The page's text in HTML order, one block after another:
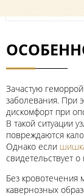
Зачастую
заболевания. При
дискомфорт при
В такой ситуации
повреждаются
Однако если
свидетельствует
Без кровотечения
кавернозных